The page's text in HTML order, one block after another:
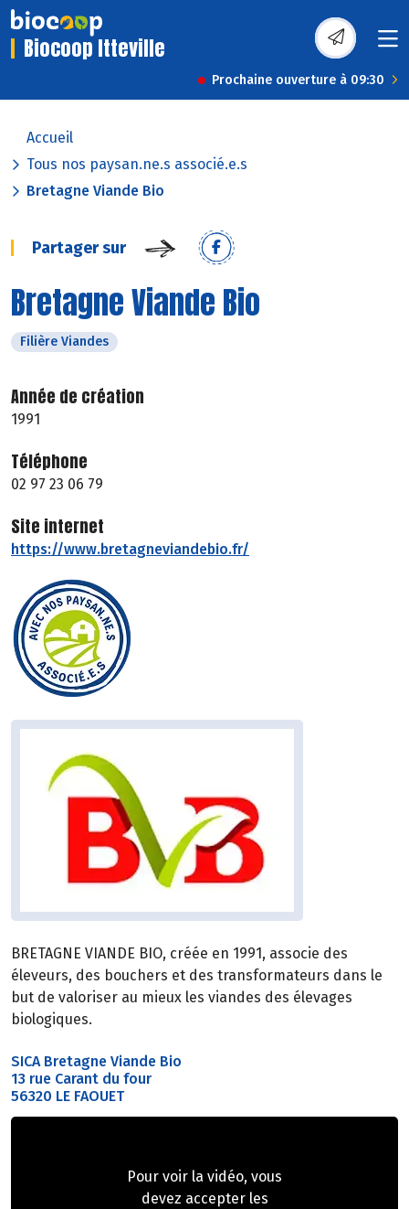
Biocoop Itteville
Prochaine ouverture à 09:30
Accueil
Tous nos paysan.ne.s associé.e.s
Bretagne Viande Bio
Partager sur
Bretagne Viande Bio
Filière Viandes
Année de création
1991
Téléphone
02 97 23 06 79
Site internet
https://www.bretagneviandebio.fr/
BRETAGNE VIANDE BIO, créée en 1991, associe des
éleveurs, des bouchers et des transformateurs dans le
but de valoriser au mieux les viandes des élevages
biologiques.
SICA Bretagne Viande Bio
13 rue Carant du four
56320 LE FAOUET
Pour voir la vidéo, vous
devez accepter les